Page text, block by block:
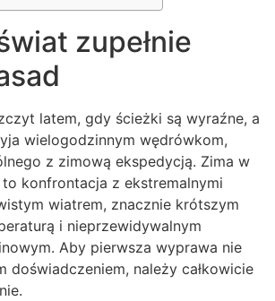
zupełnie
latem, gdy ścieżki są wyraźne, a
wielogodzinnym wędrówkom,
z zimową ekspedycją. Zima w
konfrontacja z ekstremalnymi
wiatrem, znacznie krótszym
i nieprzewidywalnym
Aby pierwsza wyprawa nie
doświadczeniem, należy całkowicie